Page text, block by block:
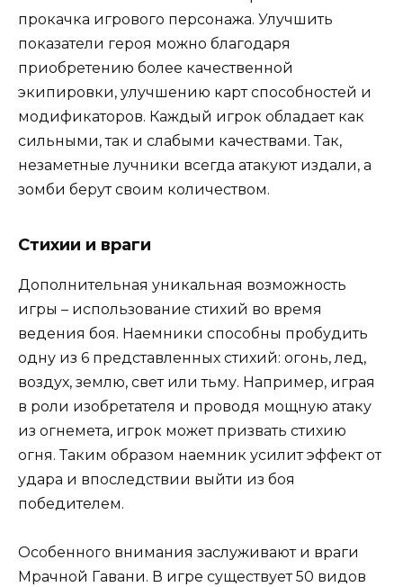
прокачка игрового персонажа. Улучшить
показатели героя можно благодаря
приобретению более качественной
экипировки, улучшению карт способностей и
модификаторов. Каждый игрок обладает как
сильными, так и слабыми качествами. Так,
незаметные лучники всегда атакуют издали, а
зомби берут своим количеством.
Стихии и враги
Дополнительная уникальная возможность
игры – использование стихий во время
ведения боя. Наемники способны пробудить
одну из 6 представленных стихий: огонь, лед,
воздух, землю, свет или тьму. Например, играя
в роли изобретателя и проводя мощную атаку
из огнемета, игрок может призвать стихию
огня. Таким образом наемник усилит эффект от
удара и впоследствии выйти из боя
победителем.
Особенного внимания заслуживают и враги
Мрачной Гавани. В игре существует 50 видов